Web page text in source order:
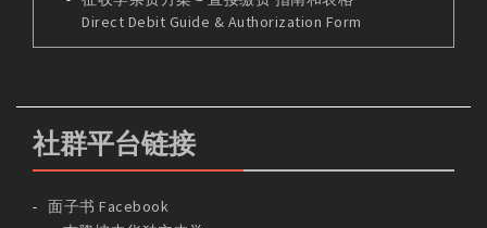
Direct Debit Guide & Authorization Form
社群平台链接
面子书 Facebook